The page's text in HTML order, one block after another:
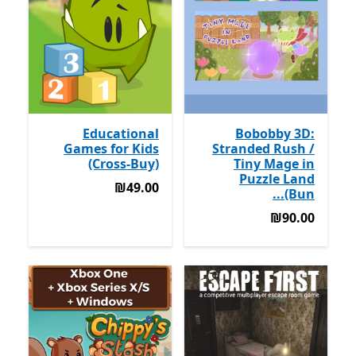
Bobobby 3D:
Stranded Rush /
Tiny Mage in
Puzzle Land
(Bun...
‪₪90.00‬
‪₪90.00‬
Educational
Games for Kids
(Cross-Buy)
‪₪49.00‬
‪₪49.00‬